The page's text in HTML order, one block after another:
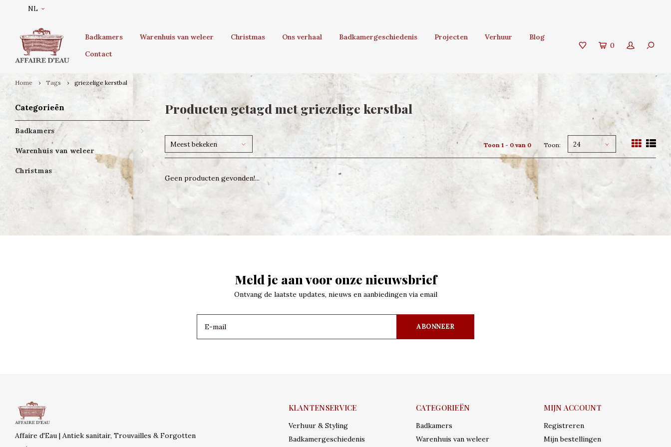
NL
Badkamers Warenhuis van weleer Christmas Ons verhaal Badkamergeschiedenis Projecten Verhuur
Blog
Contact
0
Home Tags griezelige kerstbal
Categorieën
Badkamers
Warenhuis van weleer
Christmas
Producten getagd met griezelige kerstbal
Meest bekeken Toon 1 - 0 van 0 Toon: 24
Geen producten gevonden!...
Meld je aan voor onze nieuwsbrief
Ontvang de laatste updates, nieuws en aanbiedingen via email
ABONNEER
Affaire d'Eau | Antiek sanitair, Trouvailles & Forgotten
KLANTENSERVICE
Verhuur & Styling
Badkamergeschiedenis
CATEGORIEËN
Badkamers
Warenhuis van weleer
MIJN ACCOUNT
Registreren
Mijn bestellingen